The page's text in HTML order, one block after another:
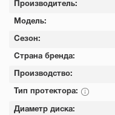
Производитель:
Модель:
Сезон:
Страна бренда:
Производство:
Тип протектора:
Диаметр диска: